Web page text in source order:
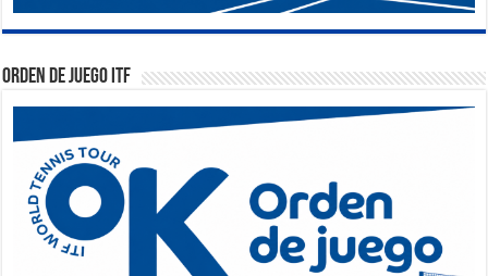
Orden de Juego ITF